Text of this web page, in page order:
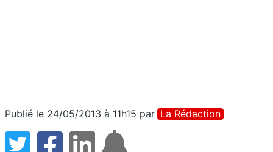
Publié le 24/05/2013 à 11h15 par La Rédaction